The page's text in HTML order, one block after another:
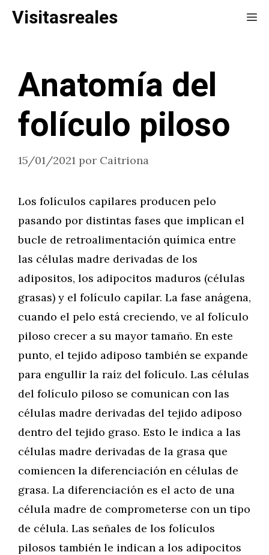
Saltar
Visitasreales
Anatomía del
folículo piloso
15/01/2021 por Caitriona
Los folículos capilares producen pelo
pasando por distintas fases que implican el
bucle de retroalimentación química entre
las células madre derivadas de los
adipositos, los adipocitos maduros (células
grasas) y el folículo capilar. La fase anágena,
cuando el pelo está creciendo, ve al folículo
piloso crecer a su mayor tamaño. En este
punto, el tejido adiposo también se expande
para engullir la raíz del folículo. Las células
del folículo piloso se comunican con las
células madre derivadas del tejido adiposo
dentro del tejido graso. Esto le indica a las
células madre derivadas de la grasa que
comiencen la diferenciación en células de
grasa. La diferenciación es el acto de una
célula madre de comprometerse con un tipo
de célula. Las señales de los folículos
pilosos también le indican a los adipocitos